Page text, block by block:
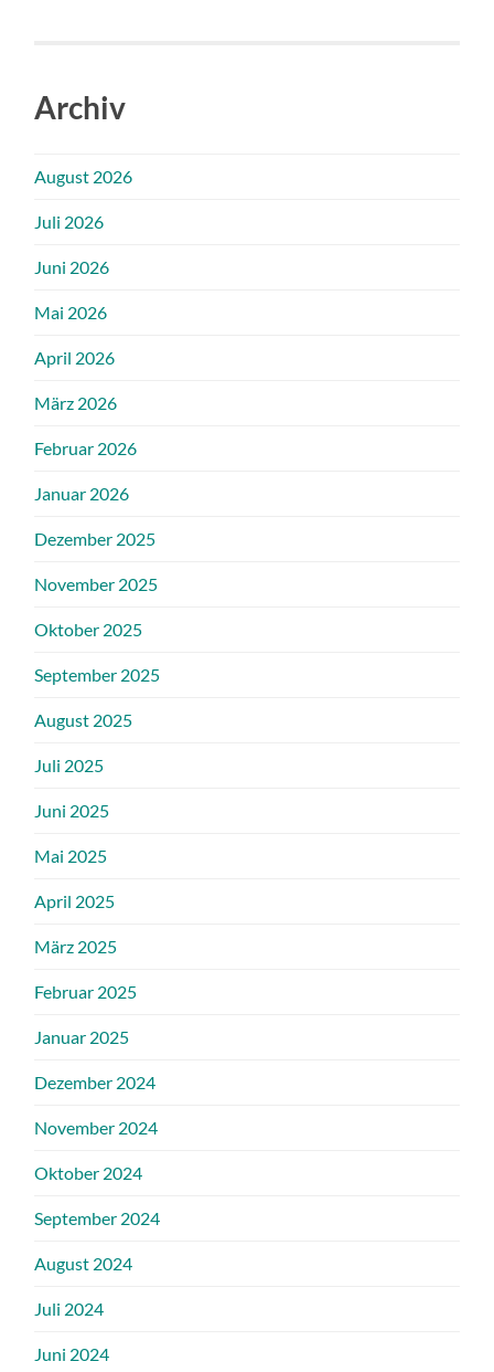
Archiv
August 2026
Juli 2026
Juni 2026
Mai 2026
April 2026
März 2026
Februar 2026
Januar 2026
Dezember 2025
November 2025
Oktober 2025
September 2025
August 2025
Juli 2025
Juni 2025
Mai 2025
April 2025
März 2025
Februar 2025
Januar 2025
Dezember 2024
November 2024
Oktober 2024
September 2024
August 2024
Juli 2024
Juni 2024